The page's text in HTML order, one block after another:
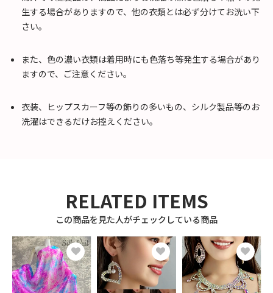
生する場合がありますので、他の衣類とは必ず分けてお洗い下
さい。
また、色の濃い衣類は着用時にも色落ち等発生する場合があり
ますので、ご注意ください。
衣装、ヒップスカーフ等の飾りの多いもの、シルク製品等のお
洗濯はできるだけお控えください。
RELATED ITEMS
この商品を見た人がチェックしている商品